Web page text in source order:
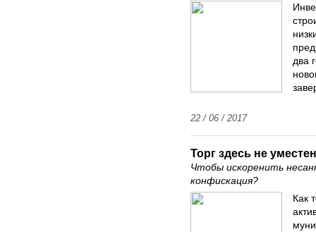
два
22 / 06 / 2017
Торг здесь не уместен
Чтобы искоренить
конфискация?
Как